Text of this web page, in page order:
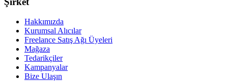
Hakkımızda
Kurumsal Alıcılar
Freelance Satış Ağı Üyeleri
Mağaza
Tedarikçiler
Kampanyalar
Bize Ulaşın